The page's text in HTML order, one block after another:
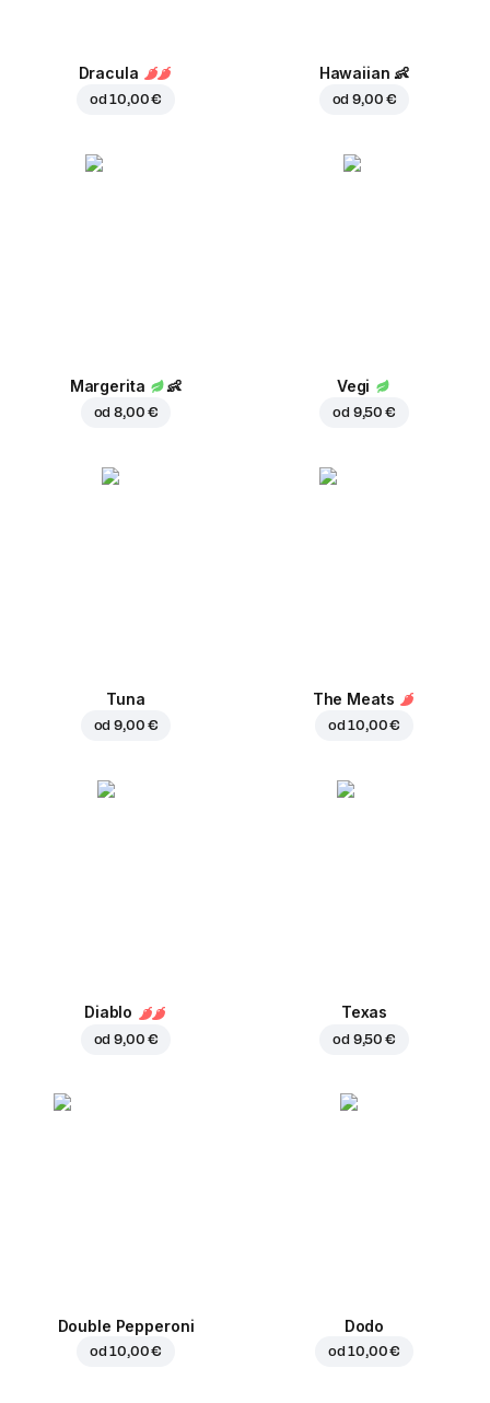
Dracula
od10,00 €
Hawaiian 👶
od9,00 €
Margerita 👶
od8,00 €
Vegi
od 9,50 €
Tuna
od9,00 €
The Meats
od10,00 €
Diablo
od9,00 €
Texas
od 9,50 €
Double Pepperoni
od10,00 €
Dodo
od10,00 €